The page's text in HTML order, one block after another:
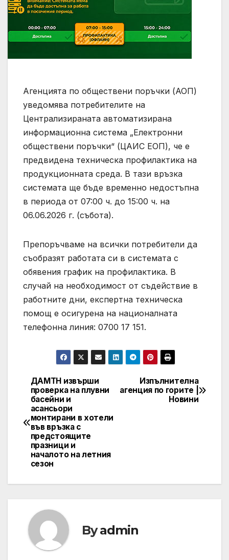
Агенцията по обществени поръчки (АОП)
уведомява потребителите на
Централизираната автоматизирана
информационна система „Електронни
обществени поръчки“ (ЦАИС ЕОП), че е
предвидена техническа профилактика на
продукционната среда. В тази връзка
системата ще бъде временно недостъпна
в периода от 07:00 ч. до 15:00 ч. на
06.06.2026 г. (събота).
Препоръчваме на всички потребители да
съобразят работата си в системата с
обявения график на профилактика. В
случай на необходимост от съдействие в
работните дни, експертна техническа
помощ е осигурена на националната
телефонна линия: 0700 17 151.
Post
navigation
Изпълнителна
агенция по горите |
Новини
ДАМТН извърши
проверка на плувни
басейни и
асансьори
монтирани в хотели
във връзка с
предстоящите
празници и
началото на летния
сезон
Byadmin